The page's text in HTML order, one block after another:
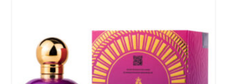
do
17.99€